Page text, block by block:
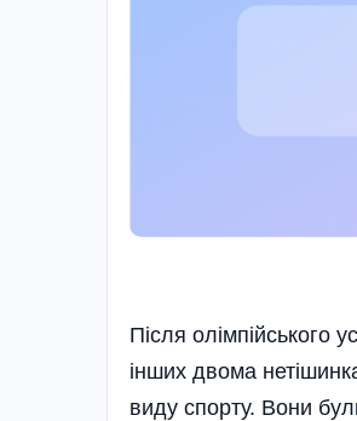
Після олімпійського
інших двома
виду спорту. Вони